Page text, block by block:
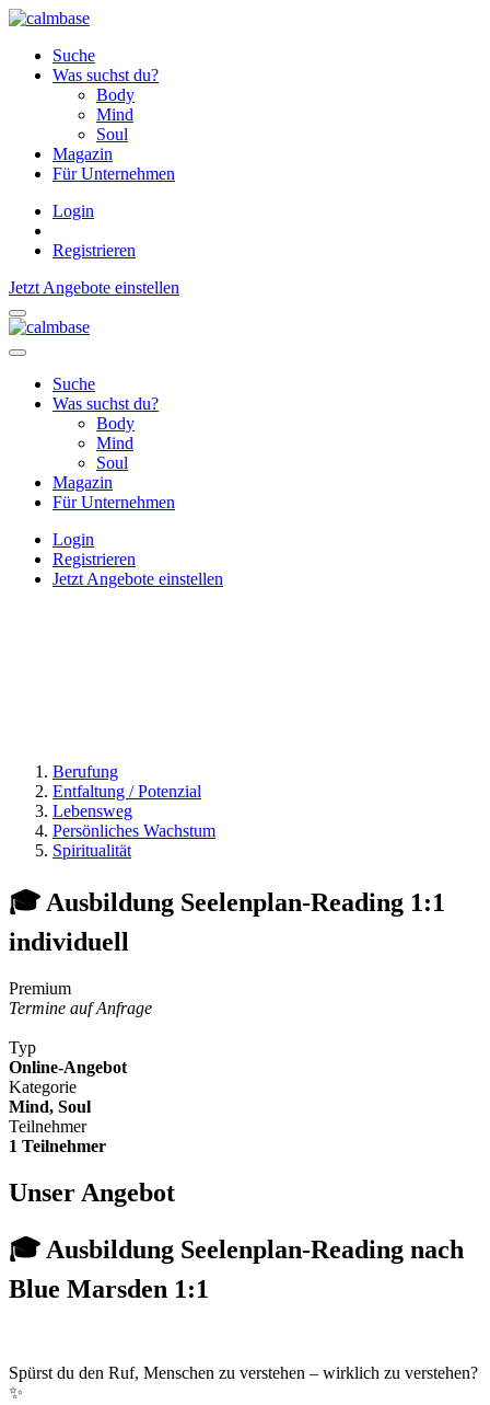
Suche
Was suchst du?
Body
Mind
Soul
Magazin
Für Unternehmen
Login
Registrieren
Jetzt Angebote einstellen
Suche
Was suchst du?
Body
Mind
Soul
Magazin
Für Unternehmen
Login
Registrieren
Jetzt Angebote einstellen
Berufung
Entfaltung / Potenzial
Lebensweg
Persönliches Wachstum
Spiritualität
🎓 Ausbildung Seelenplan-Reading 1:1
individuell
Premium
Termine auf Anfrage
Typ
Online-Angebot
Kategorie
Mind, Soul
Teilnehmer
1 Teilnehmer
Unser Angebot
🎓 Ausbildung Seelenplan-Reading nach
Blue Marsden 1:1
Spürst du den Ruf, Menschen zu verstehen – wirklich zu verstehen?
✨